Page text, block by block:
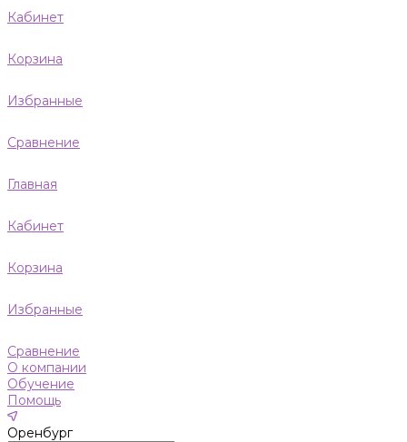
Кабинет
Корзина
Избранные
Сравнение
Главная
Кабинет
Корзина
Избранные
Сравнение
О компании
Обучение
Помощь
Оренбург